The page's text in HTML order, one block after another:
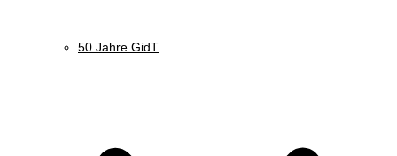
50 Jahre GidT